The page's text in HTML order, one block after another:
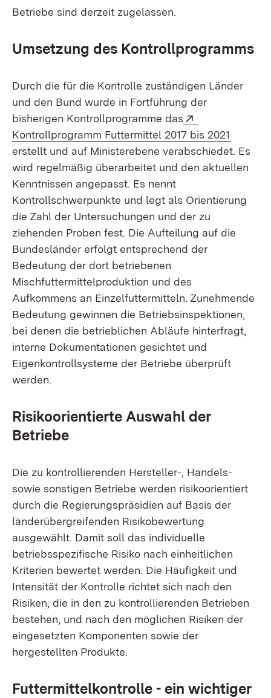
Betriebe sind derzeit zugelassen.
Umsetzung des Kontrollprogramms
Durch die für die Kontrolle zuständigen Länder
und den Bund wurde in Fortführung der
bisherigen Kontrollprogramme das
Kontrollprogramm Futtermittel 2017 bis 2021
erstellt und auf Ministerebene verabschiedet. Es
wird regelmäßig überarbeitet und den aktuellen
Kenntnissen angepasst. Es nennt
Kontrollschwerpunkte und legt als Orientierung
die Zahl der Untersuchungen und der zu
ziehenden Proben fest. Die Aufteilung auf die
Bundesländer erfolgt entsprechend der
Bedeutung der dort betriebenen
Mischfuttermittelproduktion und des
Aufkommens an Einzelfuttermitteln. Zunehmende
Bedeutung gewinnen die Betriebsinspektionen,
bei denen die betrieblichen Abläufe hinterfragt,
interne Dokumentationen gesichtet und
Eigenkontrollsysteme der Betriebe überprüft
werden.
Risikoorientierte Auswahl der
Betriebe
Die zu kontrollierenden Hersteller-, Handels-
sowie sonstigen Betriebe werden risikoorientiert
durch die Regierungspräsidien auf Basis der
länderübergreifenden Risikobewertung
ausgewählt. Damit soll das individuelle
betriebsspezifische Risiko nach einheitlichen
Kriterien bewertet werden. Die Häufigkeit und
Intensität der Kontrolle richtet sich nach den
Risiken, die in den zu kontrollierenden Betrieben
bestehen, und nach den möglichen Risiken der
eingesetzten Komponenten sowie der
hergestellten Produkte.
Futtermittelkontrolle - ein wichtiger